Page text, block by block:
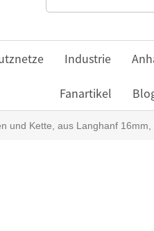
Industrie
Fanartikel
und Kette, aus Langhanf